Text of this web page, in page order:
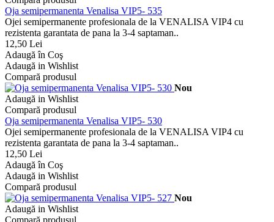
Oja semipermanenta Venalisa VIP5- 535
Ojei semipermanente profesionala de la VENALISA VIP4 cu
rezistenta garantata de pana la 3-4 saptaman..
12,50 Lei
Adaugă în Coş
Adaugă in Wishlist
Compară produsul
Nou
Adaugă in Wishlist
Compară produsul
Oja semipermanenta Venalisa VIP5- 530
Ojei semipermanente profesionala de la VENALISA VIP4 cu
rezistenta garantata de pana la 3-4 saptaman..
12,50 Lei
Adaugă în Coş
Adaugă in Wishlist
Compară produsul
Nou
Adaugă in Wishlist